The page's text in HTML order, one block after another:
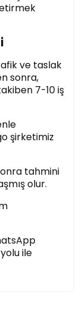
ve taslak
sonra,
7-10 iş
şirketimiz
tahmini
olur.
ile